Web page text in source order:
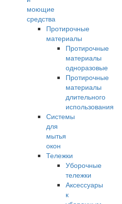
моющие
средства
Протирочные
материалы
Протирочные
материалы
одноразовые
Протирочные
материалы
длительного
использования
Системы
для
мытья
окон
Тележки
Уборочные
тележки
Аксессуары
к